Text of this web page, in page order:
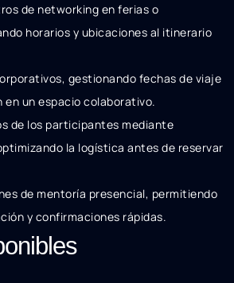
de networking en ferias o
horarios y ubicaciones al itinerario
gestionando fechas de viaje
en un espacio colaborativo.
de los participantes mediante
la logística antes de reservar
de mentoría presencial, permitiendo
y confirmaciones rápidas.